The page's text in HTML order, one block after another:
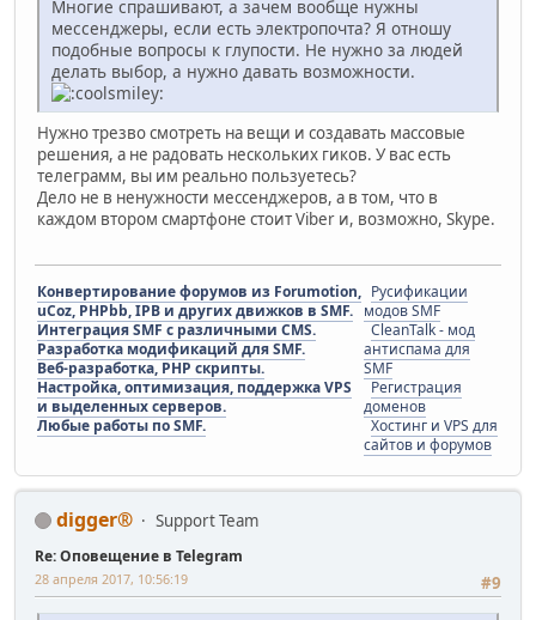
Многие спрашивают, а зачем вообще нужны
мессенджеры, если есть электропочта? Я отношу
подобные вопросы к глупости. Не нужно за людей
делать выбор, а нужно давать возможности.
Нужно трезво смотреть на вещи и создавать массовые
решения, а не радовать нескольких гиков. У вас есть
телеграмм, вы им реально пользуетесь?
Дело не в ненужности мессенджеров, а в том, что в
каждом втором смартфоне стоит Viber и, возможно, Skype.
Конвертирование форумов из Forumotion,
uCoz, PHPbb, IPB и других движков в SMF.
Интеграция SMF с различными CMS.
Разработка модификаций для SMF.
Веб-разработка, PHP скрипты.
Настройка, оптимизация, поддержка VPS
и выделенных серверов.
Любые работы по SMF.
Русификации
модов SMF
CleanTalk - мод
антиспама для
SMF
Регистрация
доменов
Хостинг и VPS для
сайтов и форумов
digger® Support Team
Re: Оповещение в Telegram
#9
28 апреля 2017, 10:56:19